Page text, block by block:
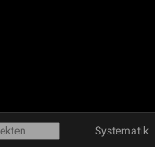
Systematik